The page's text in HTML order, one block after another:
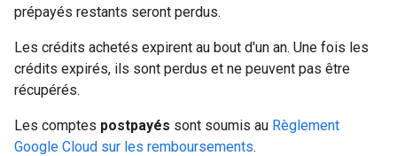
prépayés restants seront perdus.
Les crédits achetés expirent au bout d'un an. Une fois les
crédits expirés, ils sont perdus et ne peuvent pas être
récupérés.
Les comptes postpayés sont soumis au Règlement
Google Cloud sur les remboursements.